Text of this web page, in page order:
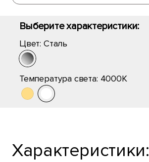
Выберите характеристики:
Цвет: Сталь
Температура света: 4000K
Характеристики: